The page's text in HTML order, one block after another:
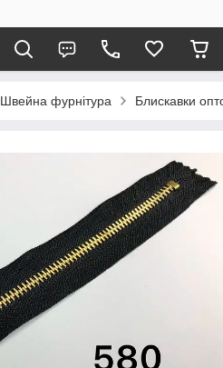
Швейна фурнітура Блискавки